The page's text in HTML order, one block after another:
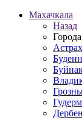
Махачкала
Назад
Города